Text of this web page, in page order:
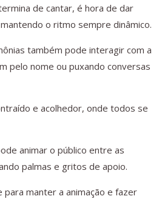
de cantar, é hora de dar
o ritmo sempre dinâmico.
também pode interagir com a
pelo nome ou puxando conversas
e acolhedor, onde todos se
animar o público entre as
palmas e gritos de apoio.
para manter a animação e fazer